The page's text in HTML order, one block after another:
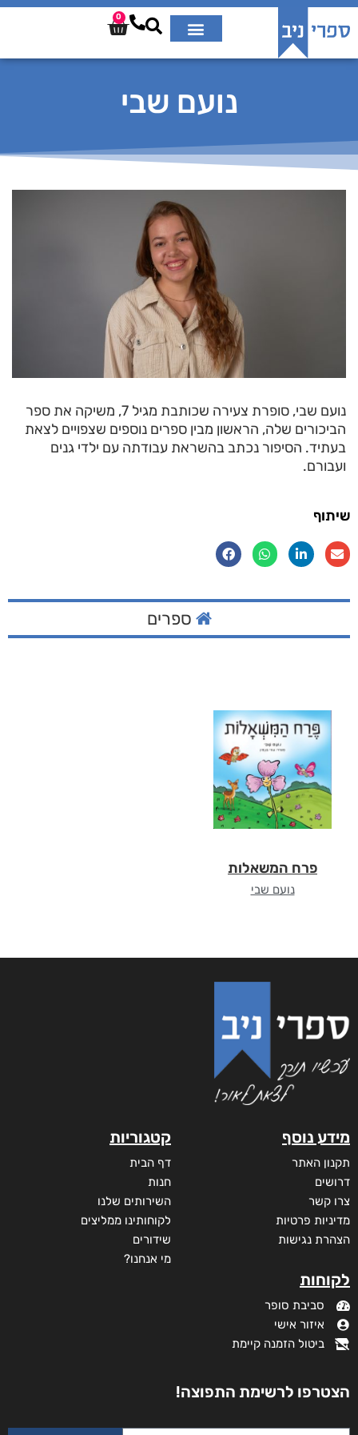
0
נועם שבי
נועם שבי, סופרת צעירה שכותבת מגיל 7, משיקה את ספר
הביכורים שלה, הראשון מבין ספרים נוספים שצפויים לצאת
בעתיד. הסיפור נכתב בהשראת עבודתה עם ילדי גנים
ועבורם.
שיתוף
ספרים
פרח המשאלות
נועם שבי
מידע נוסף
תקנון האתר
דרושים
צרו קשר
מדיניות פרטיות
הצהרת נגישות
לקוחות
סביבת סופר
איזור אישי
ביטול הזמנה קיימת
קטגוריות
דף הבית
חנות
השירותים שלנו
לקוחותינו ממליצים
שידורים
מי אנחנו?
הצטרפו לרשימת התפוצה!